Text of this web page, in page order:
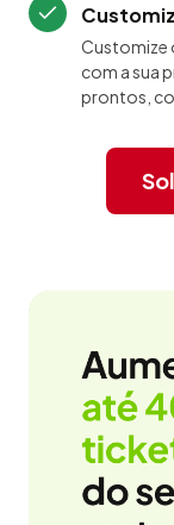
Customize
com a sua
prontos,